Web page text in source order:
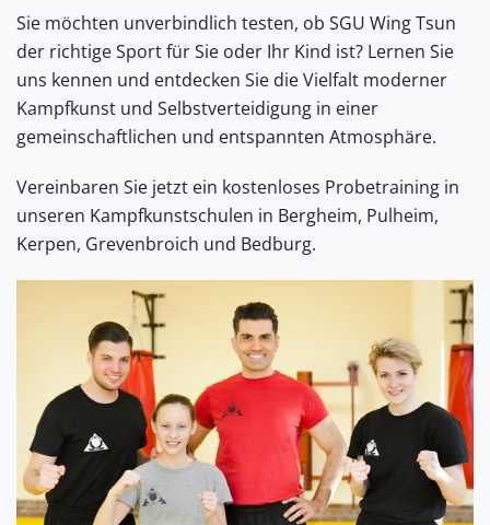
Sie möchten unverbindlich testen, ob SGU Wing Tsun
der richtige Sport für Sie oder Ihr Kind ist? Lernen Sie
uns kennen und entdecken Sie die Vielfalt moderner
Kampfkunst und Selbstverteidigung in einer
gemeinschaftlichen und entspannten Atmosphäre.
Vereinbaren Sie jetzt ein kostenloses Probetraining in
unseren Kampfkunstschulen in Bergheim, Pulheim,
Kerpen, Grevenbroich und Bedburg.